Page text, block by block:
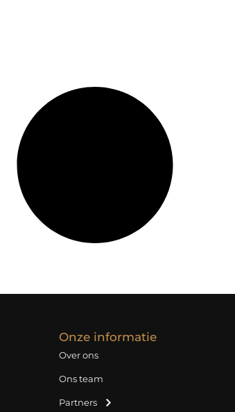
Onze informatie
Over ons
Ons team
Partners